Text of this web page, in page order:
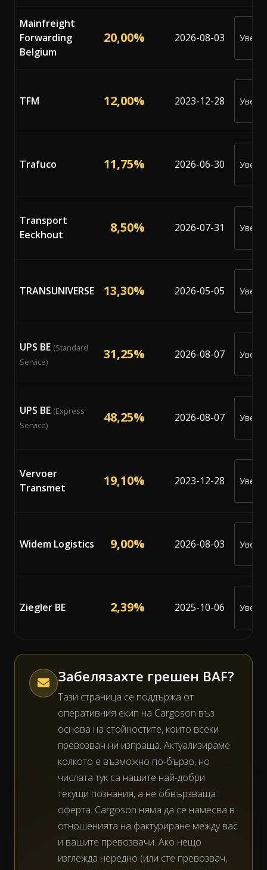
Mainfreight
Forwarding
Belgium
20,00% 2026-08-03
TFM 12,00% 2023-12-28
Trafuco 11,75% 2026-06-30
Transport
Eeckhout
8,50% 2026-07-31
TRANSUNIVERSE 13,30% 2026-05-05
UPS BE (Standard
Service)
31,25% 2026-08-07
UPS BE (Express
Service)
48,25% 2026-08-07
Vervoer
Transmet
19,10% 2023-12-28
Widem Logistics 9,00% 2026-08-03
Ziegler BE 2,39% 2025-10-06
Забелязахте грешен BAF?
Тази страница се поддържа от
оперативния екип на Cargoson въз
основа на стойностите, които всеки
превозвач ни изпраща. Актуализираме
колкото е възможно по-бързо, но
числата тук са нашите най-добри
текущи познания, а не обвързваща
оферта. Cargoson няма да се намесва в
отношенията на фактуриране между вас
и вашите превозвачи. Ако нещо
изглежда нередно (или сте превозвач,